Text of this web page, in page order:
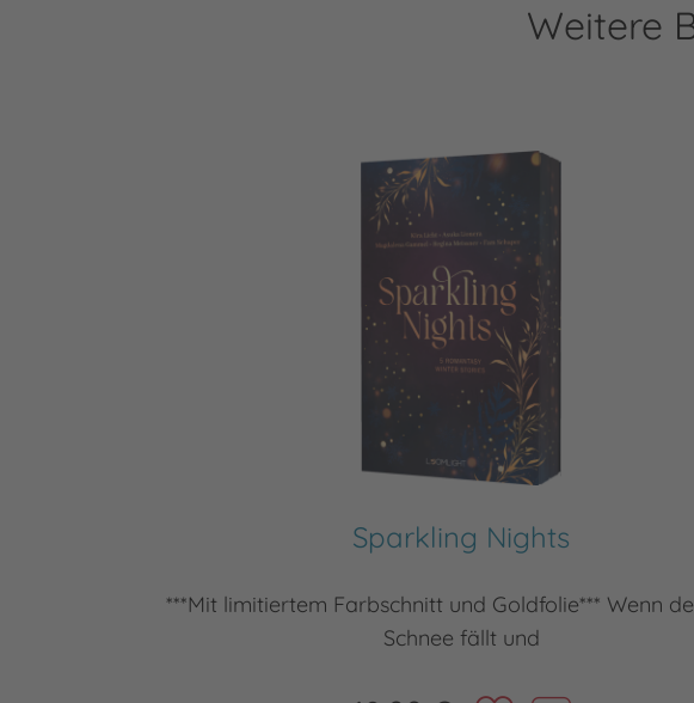
Weitere
Sparkling Nights
***Mit limitiertem Farbschnitt und Goldfolie*** Wenn
Schnee fällt und